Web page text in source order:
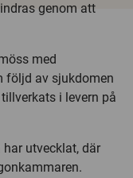
genom att
med
följd av sjukdomen
i levern på
utvecklat, där